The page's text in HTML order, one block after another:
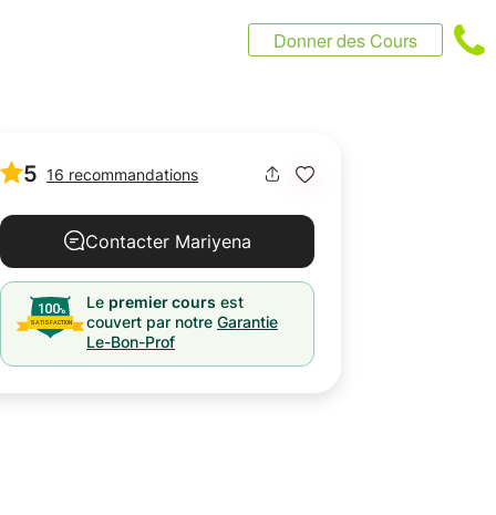
Donner des Cours
5 16 recommandations
Contacter Mariyena
Le premier cours est
couvert par notre Garantie
Le-Bon-Prof